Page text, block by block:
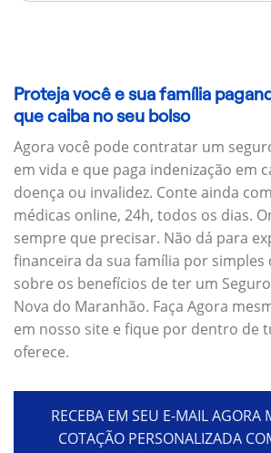
Proteja você e sua família
que caiba no seu bolso
Agora você pode contratar um
em vida e que paga indenização em
doença ou invalidez. Conte ainda
médicas online, 24h, todos os dias.
sempre que precisar. Não dá para
financeira da sua família por
sobre os benefícios de ter um
Nova do Maranhão. Faça Agora
em nosso site e fique por dentro de
oferece.
RECEBA EM SEU E-MAIL AGORA
COTAÇÃO PERSONALIZADA